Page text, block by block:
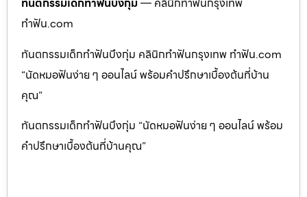
ทำฟัน.com
ทันตกรรมเด็กทำฟันบึงกุ่ม คลินิกทำฟันกรุงเทพ ทำฟัน.com
“นัดหมอฟันง่าย ๆ ออนไลน์ พร้อมคำปรึกษาเบื้องต้นที่บ้าน
คุณ”
ทันตกรรมเด็กทำฟันบึงกุ่ม “นัดหมอฟันง่าย ๆ ออนไลน์ พร้อม
คำปรึกษาเบื้องต้นที่บ้านคุณ”